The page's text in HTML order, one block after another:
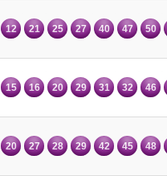
12 21 25 27 40 47 50
15 16 20 29 31 32 46
20 27 28 29 42 45 48